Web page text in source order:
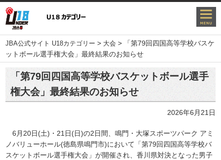
JBA公式サイト U18カテゴリー > 大会 >
「第79回四国高等学校バスケ
ットボール選手権大会」最終結果のお知らせ
「第79回四国高等学校バスケットボール選手
権大会」最終結果のお知らせ
2026年6月21日
6月20日(土)・21日(日)の2日間、鳴門・大塚スポーツパーク アミ
ノバリューホール(徳島県鳴門市)において「第79回四国高等学校バ
スケットボール選手権大会」が開催され、香川県対決となった男子